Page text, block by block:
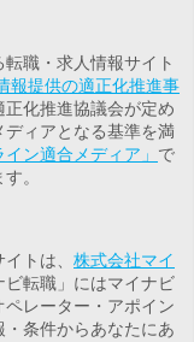
転職・求人情報サイト
報提供の適正化推進事
正化推進協議会が定め
ィアとなる基準を満
ン適合メディア」 で
。
トは、 株式会社マイ
転職」にはマイナビ
ペレーター・アポイン
条件からあなたにあ